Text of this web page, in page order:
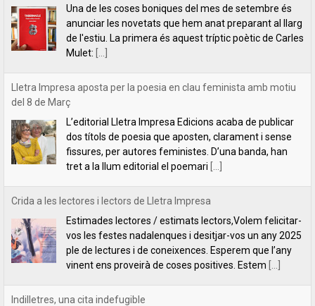
Una de les coses boniques del mes de setembre és
anunciar les novetats que hem anat preparant al llarg
de l'estiu. La primera és aquest tríptic poètic de Carles
Mulet:
Lletra Impresa aposta per la poesia en clau feminista amb motiu
del 8 de Març
L’editorial Lletra Impresa Edicions acaba de publicar
dos títols de poesia que aposten, clarament i sense
fissures, per autores feministes. D’una banda, han
tret a la llum editorial el poemari
Crida a les lectores i lectors de Lletra Impresa
Estimades lectores / estimats lectors,Volem felicitar-
vos les festes nadalenques i desitjar-vos un any 2025
ple de lectures i de coneixences. Esperem que l’any
vinent ens proveirà de coses positives. Estem
Indilletres, una cita indefugible